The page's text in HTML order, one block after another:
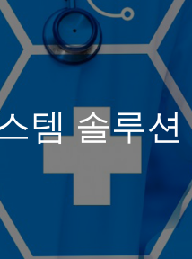
템 솔루션